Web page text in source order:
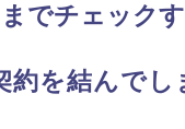
でチェック
約を結んで